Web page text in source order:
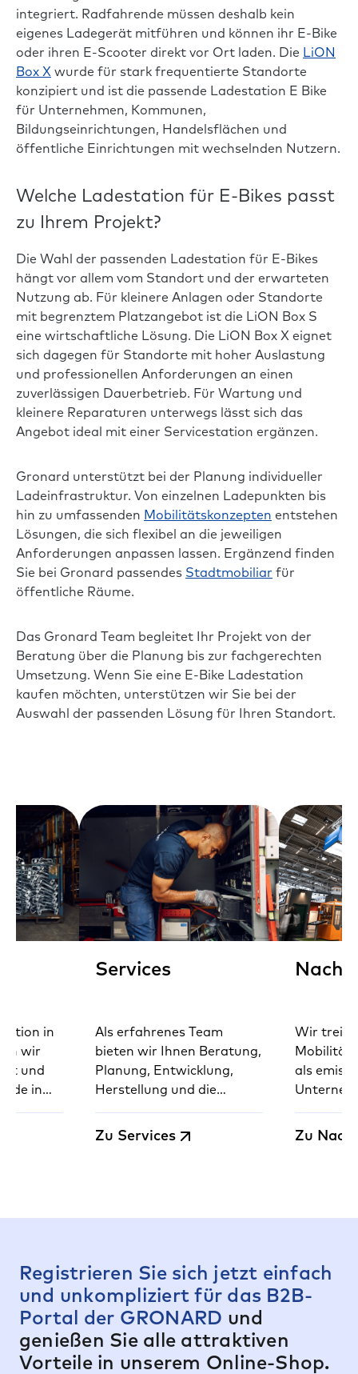
integriert. Radfahrende müssen deshalb kein
eigenes Ladegerät mitführen und können ihr E-Bike
oder ihren E-Scooter direkt vor Ort laden. Die LiON
Box X wurde für stark frequentierte Standorte
konzipiert und ist die passende Ladestation E Bike
für Unternehmen, Kommunen,
Bildungseinrichtungen, Handelsflächen und
öffentliche Einrichtungen mit wechselnden Nutzern.
Welche Ladestation für E-Bikes passt
zu Ihrem Projekt?
Die Wahl der passenden Ladestation für E-Bikes
hängt vor allem vom Standort und der erwarteten
Nutzung ab. Für kleinere Anlagen oder Standorte
mit begrenztem Platzangebot ist die LiON Box S
eine wirtschaftliche Lösung. Die LiON Box X eignet
sich dagegen für Standorte mit hoher Auslastung
und professionellen Anforderungen an einen
zuverlässigen Dauerbetrieb. Für Wartung und
kleinere Reparaturen unterwegs lässt sich das
Angebot ideal mit einer Servicestation ergänzen.
Gronard unterstützt bei der Planung individueller
Ladeinfrastruktur. Von einzelnen Ladepunkten bis
hin zu umfassenden Mobilitätskonzepten entstehen
Lösungen, die sich flexibel an die jeweiligen
Anforderungen anpassen lassen. Ergänzend finden
Sie bei Gronard passendes Stadtmobiliar für
öffentliche Räume.
Das Gronard Team begleitet Ihr Projekt von der
Beratung über die Planung bis zur fachgerechten
Umsetzung. Wenn Sie eine E-Bike Ladestation
kaufen möchten, unterstützen wir Sie bei der
Auswahl der passenden Lösung für Ihren Standort.
in
wir
und
in
Services
Als erfahrenes Team
bieten wir Ihnen Beratung,
Planung, Entwicklung,
Herstellung und die
unseren Produkten –
Zu Services
Wir
als
und
Zu
Registrieren Sie sich jetzt einfach
und unkompliziert für das B2B-
Portal der GRONARD und
genießen Sie alle attraktiven
Vorteile in unserem Online-Shop.